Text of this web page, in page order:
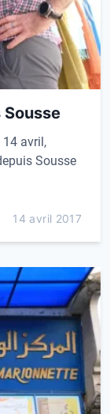
14 avril,
Sousse
14 avril 2017